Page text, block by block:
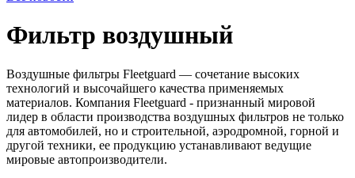
Фильтр воздушный
Воздушные фильтры Fleetguard — сочетание высоких
технологий и высочайшего качества применяемых
материалов. Компания Fleetguard - признанный мировой
лидер в области производства воздушных фильтров не только
для автомобилей, но и строительной, аэродромной, горной и
другой техники, ее продукцию устанавливают ведущие
мировые автопроизводители.